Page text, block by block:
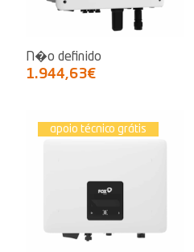
N�o definido
1.944,63€
apoio técnico grátis